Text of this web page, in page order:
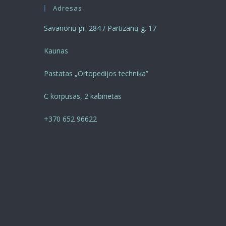
Adresas
Savanorių pr. 284 / Partizanų g. 17
Kaunas
Pastatas „Ortopedijos technika”
C korpusas, 2 kabinetas
+370 652 96622